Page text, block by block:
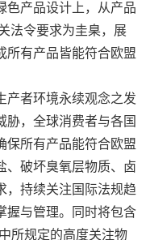
色产品设计上，从产品
法令要求为圭臬，展
所有产品皆能符合欧盟
产者环境永续观念之发
胁，全球消费者与各国
保所有产品能符合欧盟
、破坏臭氧层物质、卤
，持续关注国际法规趋
握与管理。同时将包含
所规定的高度关注物